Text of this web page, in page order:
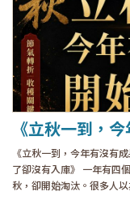
《立秋一到，
《立秋一到，今年有沒有
了卻沒有入庫》 一年有四
秋，卻開始淘汰。很多人